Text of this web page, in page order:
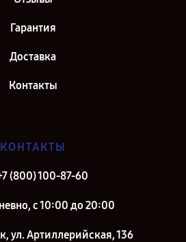
Гарантия
Доставка
Контакты
КОНТАКТЫ
(800) 100-87-60
с 10:00 до 20:00
ул. Артиллерийская, 136